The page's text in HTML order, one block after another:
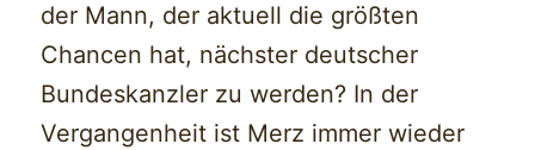
der Mann, der aktuell die größten
Chancen hat, nächster deutscher
Bundeskanzler zu werden? In der
Vergangenheit ist Merz immer wieder